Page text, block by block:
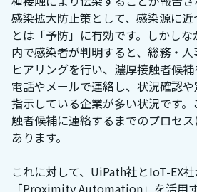
感染拡大防止策として、感染源に
とは「予防」に有効です。しかし
内で感染者が判明すると、総務・
ヒアリングを行い、濃厚接触者候補
電話やメールで連絡し、状況確認
指示している企業が多い状況です
触者候補に連絡するまでのプロセ
あります。
これに対して、UiPath社とIoT-EX
「Proximity Automation」を活用